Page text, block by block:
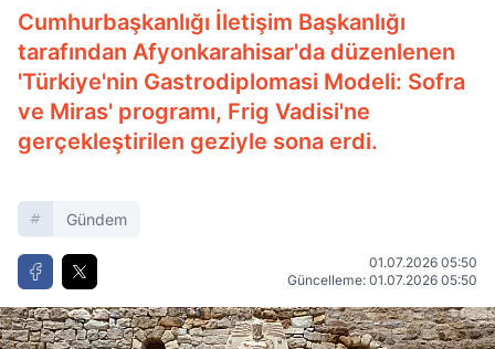
Cumhurbaşkanlığı İletişim Başkanlığı
tarafından Afyonkarahisar'da düzenlenen
'Türkiye'nin Gastrodiplomasi Modeli: Sofra
ve Miras' programı, Frig Vadisi'ne
gerçekleştirilen geziyle sona erdi.
Gündem
01.07.2026 05:50
Güncelleme: 01.07.2026 05:50